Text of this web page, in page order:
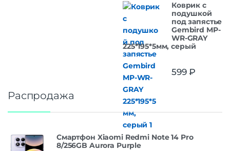
Коврик с
подушкой
под запястье
Gembird MP-
WR-GRAY
225*195*5мм, серый
599₽
Распродажа
Смартфон Xiaomi Redmi Note 14 Pro
8/256GB Aurora Purple